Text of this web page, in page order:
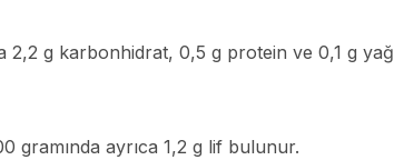
2,2 g karbonhidrat, 0,5 g protein ve 0,1 g yağ
gramında ayrıca 1,2 g lif bulunur.